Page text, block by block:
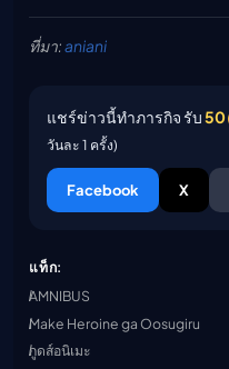
ที่มา:aniani
แชร์ข่าวนี้ทำภารกิจ รับ50
วันละ 1 ครั้ง)
Facebook X
แท็ก:
AMNIBUS
Make Heroine ga Oosugiru
กูดส์อนิเมะ